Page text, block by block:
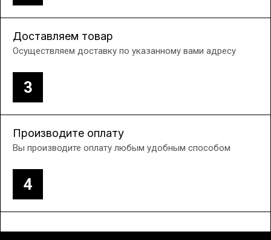
3
Доставляем товар
Осуществляем доставку по указанному вами адресу
4
Производите оплату
Вы производите оплату любым удобным способом